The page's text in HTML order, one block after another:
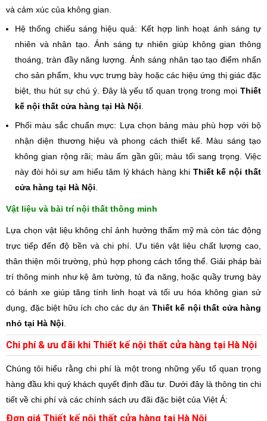
và cảm xúc của không gian.
Hệ thống chiếu sáng hiệu quả: Kết hợp linh hoạt ánh sáng tự
nhiên và nhân tạo. Ánh sáng tự nhiên giúp không gian thông
thoáng, tràn đầy năng lượng. Ánh sáng nhân tạo tạo điểm nhấn
cho sản phẩm, khu vực trưng bày hoặc các hiệu ứng thị giác đặc
biệt, thu hút sự chú ý. Đây là yếu tố quan trọng trong mọi Thiết
kế nội thất cửa hàng tại Hà Nội.
Phối màu sắc chuẩn mực: Lựa chọn bảng màu phù hợp với bộ
nhận diện thương hiệu và phong cách thiết kế. Màu sáng tạo
không gian rộng rãi; màu ấm gần gũi; màu tối sang trọng. Việc
này đòi hỏi sự am hiểu tâm lý khách hàng khi Thiết kế nội thất
cửa hàng tại Hà Nội.
Vật liệu và bài trí nội thất thông minh
Lựa chọn vật liệu không chỉ ảnh hưởng thẩm mỹ mà còn tác động
trực tiếp đến độ bền và chi phí. Ưu tiên vật liệu chất lượng cao,
thân thiện môi trường, phù hợp phong cách tổng thể. Giải pháp bài
trí thông minh như kệ âm tường, tủ đa năng, hoặc quầy trưng bày
có bánh xe giúp tăng tính linh hoạt và tối ưu hóa không gian sử
dụng, đặc biệt hữu ích cho các dự án Thiết kế nội thất cửa hàng
nhỏ tại Hà Nội.
Chi phí & ưu đãi khi Thiết kế nội thất cửa hàng tại Hà Nội
Chúng tôi hiểu rằng chi phí là một trong những yếu tố quan trọng
hàng đầu khi quý khách quyết định đầu tư. Dưới đây là thông tin chi
tiết về chi phí và các chính sách ưu đãi đặc biệt của Việt Á:
Đơn giá Thiết kế nội thất cửa hàng tại Hà Nội